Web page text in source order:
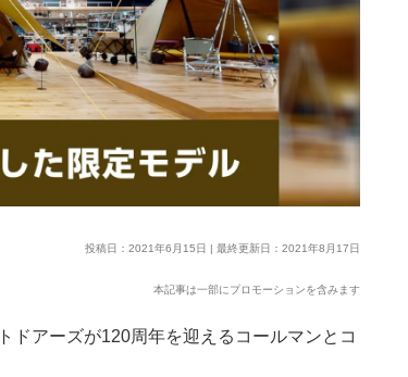
投稿日：2021年6月15日 | 最終更新日：2021年8月17日
本記事は一部にプロモーションを含みます
ドアーズが120周年を迎えるコールマンとコ